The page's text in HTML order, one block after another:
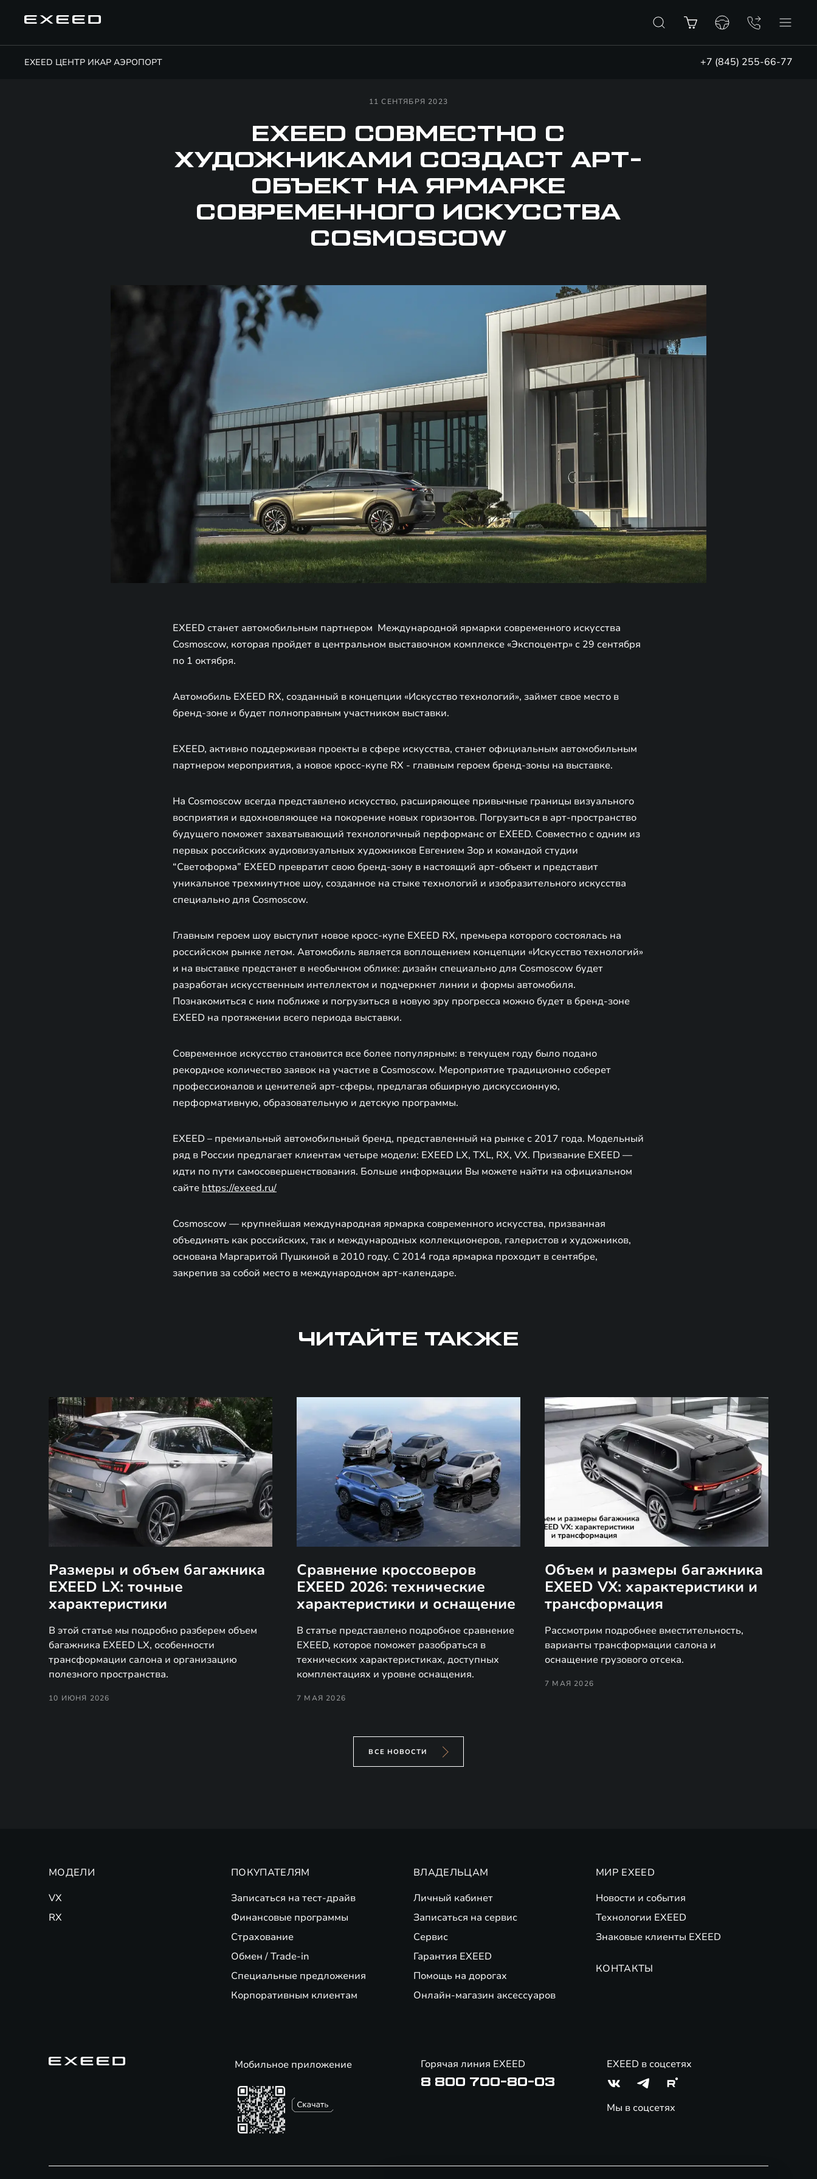
EXEED ЦЕНТР ИКАР АЭРОПОРТ +7 (845) 255-66-77
11 СЕНТЯБРЯ 2023
EXEED СОВМЕСТНО С
ХУДОЖНИКАМИ СОЗДАСТ АРТ-
ОБЪЕКТ НА ЯРМАРКЕ
СОВРЕМЕННОГО ИСКУССТВА
COSMOSCOW
EXEED станет автомобильным партнером Международной ярмарки современного искусства
Cosmoscow, которая пройдет в центральном выставочном комплексе «Экспоцентр» с 29 сентября
по 1 октября.
Автомобиль EXEED RX, созданный в концепции «Искусство технологий», займет свое место в
бренд-зоне и будет полноправным участником выставки.
EXEED, активно поддерживая проекты в сфере искусства, станет официальным автомобильным
партнером мероприятия, а новое кросс-купе RX - главным героем бренд-зоны на выставке.
На Cosmoscow всегда представлено искусство, расширяющее привычные границы визуального
восприятия и вдохновляющее на покорение новых горизонтов. Погрузиться в арт-пространство
будущего поможет захватывающий технологичный перформанс от EXEED. Совместно с одним из
первых российских аудиовизуальных художников Евгением Зор и командой студии
“Светоформа” EXEED превратит свою бренд-зону в настоящий арт-объект и представит
уникальное трехминутное шоу, созданное на стыке технологий и изобразительного искусства
специально для Cosmoscow.
Главным героем шоу выступит новое кросс-купе EXEED RX, премьера которого состоялась на
российском рынке летом. Автомобиль является воплощением концепции «Искусство технологий»
и на выставке предстанет в необычном облике: дизайн специально для Cosmoscow будет
разработан искусственным интеллектом и подчеркнет линии и формы автомобиля.
Познакомиться с ним поближе и погрузиться в новую эру прогресса можно будет в бренд-зоне
EXEED на протяжении всего периода выставки.
Современное искусство становится все более популярным: в текущем году было подано
рекордное количество заявок на участие в Cosmoscow. Мероприятие традиционно соберет
профессионалов и ценителей арт-сферы, предлагая обширную дискуссионную,
перформативную, образовательную и детскую программы.
EXEED – премиальный автомобильный бренд, представленный на рынке с 2017 года. Модельный
ряд в России предлагает клиентам четыре модели: EXEED LX, TXL, RX, VX. Призвание EXEED —
идти по пути самосовершенствования. Больше информации Вы можете найти на официальном
сайте https://exeed.ru/
Cosmoscow — крупнейшая международная ярмарка современного искусства, призванная
объединять как российских, так и международных коллекционеров, галеристов и художников,
основана Маргаритой Пушкиной в 2010 году. С 2014 года ярмарка проходит в сентябре,
закрепив за собой место в международном арт-календаре.
ЧИТАЙТЕ ТАКЖЕ
Размеры и объем багажника
EXEED LX: точные
характеристики
В этой статье мы подробно разберем объем
багажника EXEED LX, особенности
трансформации салона и организацию
полезного пространства.
10 ИЮНЯ 2026
Сравнение кроссоверов
EXEED 2026: технические
характеристики и оснащение
В статье представлено подробное сравнение
EXEED, которое поможет разобраться в
технических характеристиках, доступных
комплектациях и уровне оснащения.
7 МАЯ 2026
Объем и размеры багажника
EXEED VX: характеристики и
трансформация
Рассмотрим подробнее вместительность,
варианты трансформации салона и
оснащение грузового отсека.
7 МАЯ 2026
ВСЕ НОВОСТИ
МОДЕЛИ
VX
RX
ПОКУПАТЕЛЯМ
Записаться на тест-драйв
Финансовые программы
Страхование
Обмен / Trade-in
Специальные предложения
Корпоративным клиентам
ВЛАДЕЛЬЦАМ
Личный кабинет
Записаться на сервис
Сервис
Гарантия EXEED
Помощь на дорогах
Онлайн-магазин аксессуаров
МИР EXEED
Новости и события
Технологии EXEED
Знаковые клиенты EXEED
КОНТАКТЫ
Мобильное приложение Горячая линия EXEED
8 800 700-80-03
EXEED в соцсетях
Мы в соцсетях